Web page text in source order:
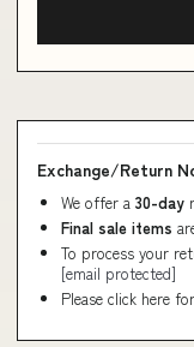
Exchange/Return
We offer a 30-day
Final sale items
To process your
[email protected]
Please click here